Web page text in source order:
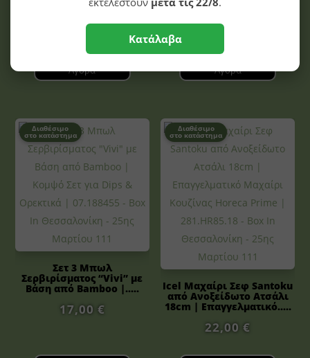
Αγορά Αγορά
Διαθέσιμο
στο κατάστημα
Σετ 3 Μπωλ
Σερβιρίσματος “Vivi” με
Βάση από Bamboo |.....
17,00 €
Διαθέσιμο
στο κατάστημα
Icel Μαχαίρι Σεφ Santoku
από Ανοξείδωτο Ατσάλι
18cm | Επαγγελματικό.....
22,00€
Κατάλαβα